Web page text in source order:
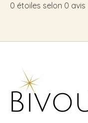
0 étoiles selon 0 avis